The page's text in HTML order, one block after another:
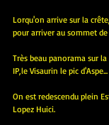
Lorqu'on arrive sur la
pour arriver au sommet de
Très beau panorama sur
IP,le Visaurin le pic d'Aspe...
On est redescendu plein
Lopez Huici.